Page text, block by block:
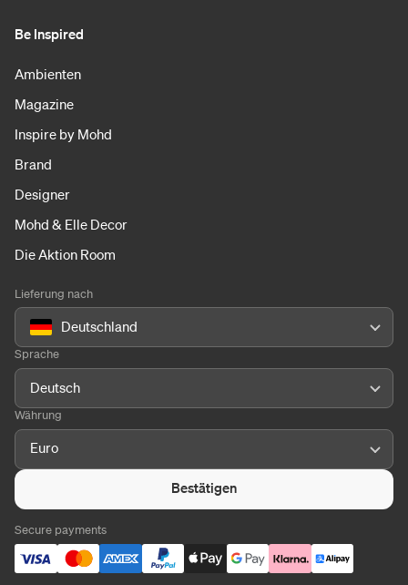
Be Inspired
Ambienten
Magazine
Inspire by Mohd
Brand
Designer
Mohd & Elle Decor
Die Aktion Room
Lieferung nach
Deutschland
Sprache
Deutsch
Währung
Euro
Bestätigen
Secure payments